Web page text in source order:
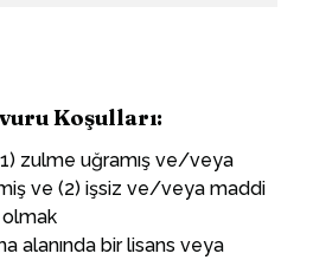
Koşulları:
zulme uğramış ve/veya
ve (2) işsiz ve/veya maddi
alanında bir lisans veya